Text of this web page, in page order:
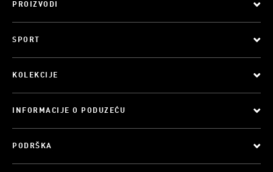
PROIZVODI
SPORT
KOLEKCIJE
INFORMACIJE O PODUZEĆU
PODRŠKA